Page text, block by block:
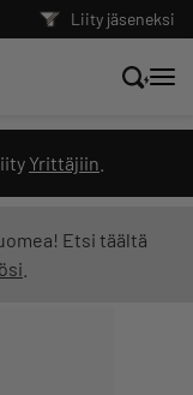
Liity jäseneksi
Yrittäjiin
Etsi täältä